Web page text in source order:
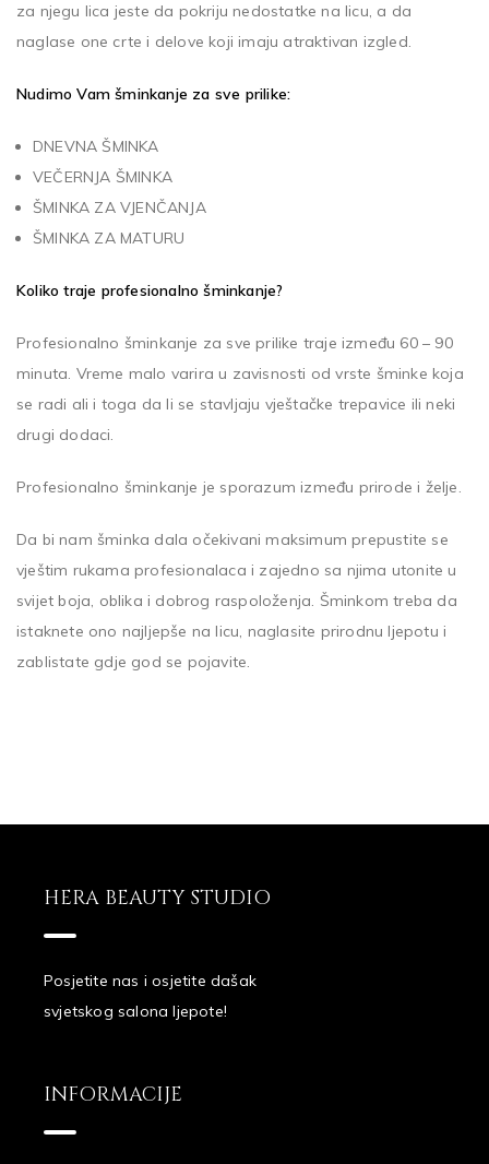
za njegu lica jeste da pokriju nedostatke na licu, a da
naglase one crte i delove koji imaju atraktivan izgled.
Nudimo Vam šminkanje za sve prilike:
DNEVNA ŠMINKA
VEČERNJA ŠMINKA
ŠMINKA ZA VJENČANJA
ŠMINKA ZA MATURU
Koliko traje profesionalno šminkanje?
Profesionalno šminkanje za sve prilike traje između 60 – 90
minuta. Vreme malo varira u zavisnosti od vrste šminke koja
se radi ali i toga da li se stavljaju vještačke trepavice ili neki
drugi dodaci.
Profesionalno šminkanje je sporazum između prirode i želje.
Da bi nam šminka dala očekivani maksimum prepustite se
vještim rukama profesionalaca i zajedno sa njima utonite u
svijet boja, oblika i dobrog raspoloženja. Šminkom treba da
istaknete ono najljepše na licu, naglasite prirodnu ljepotu i
zablistate gdje god se pojavite.
HERA BEAUTY STUDIO
Posjetite nas i osjetite dašak
svjetskog salona ljepote!
INFORMACIJE